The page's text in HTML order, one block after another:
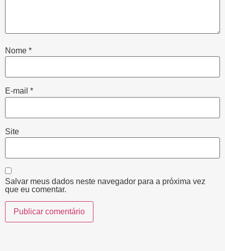
Nome *
E-mail *
Site
Salvar meus dados neste navegador para a próxima vez
que eu comentar.